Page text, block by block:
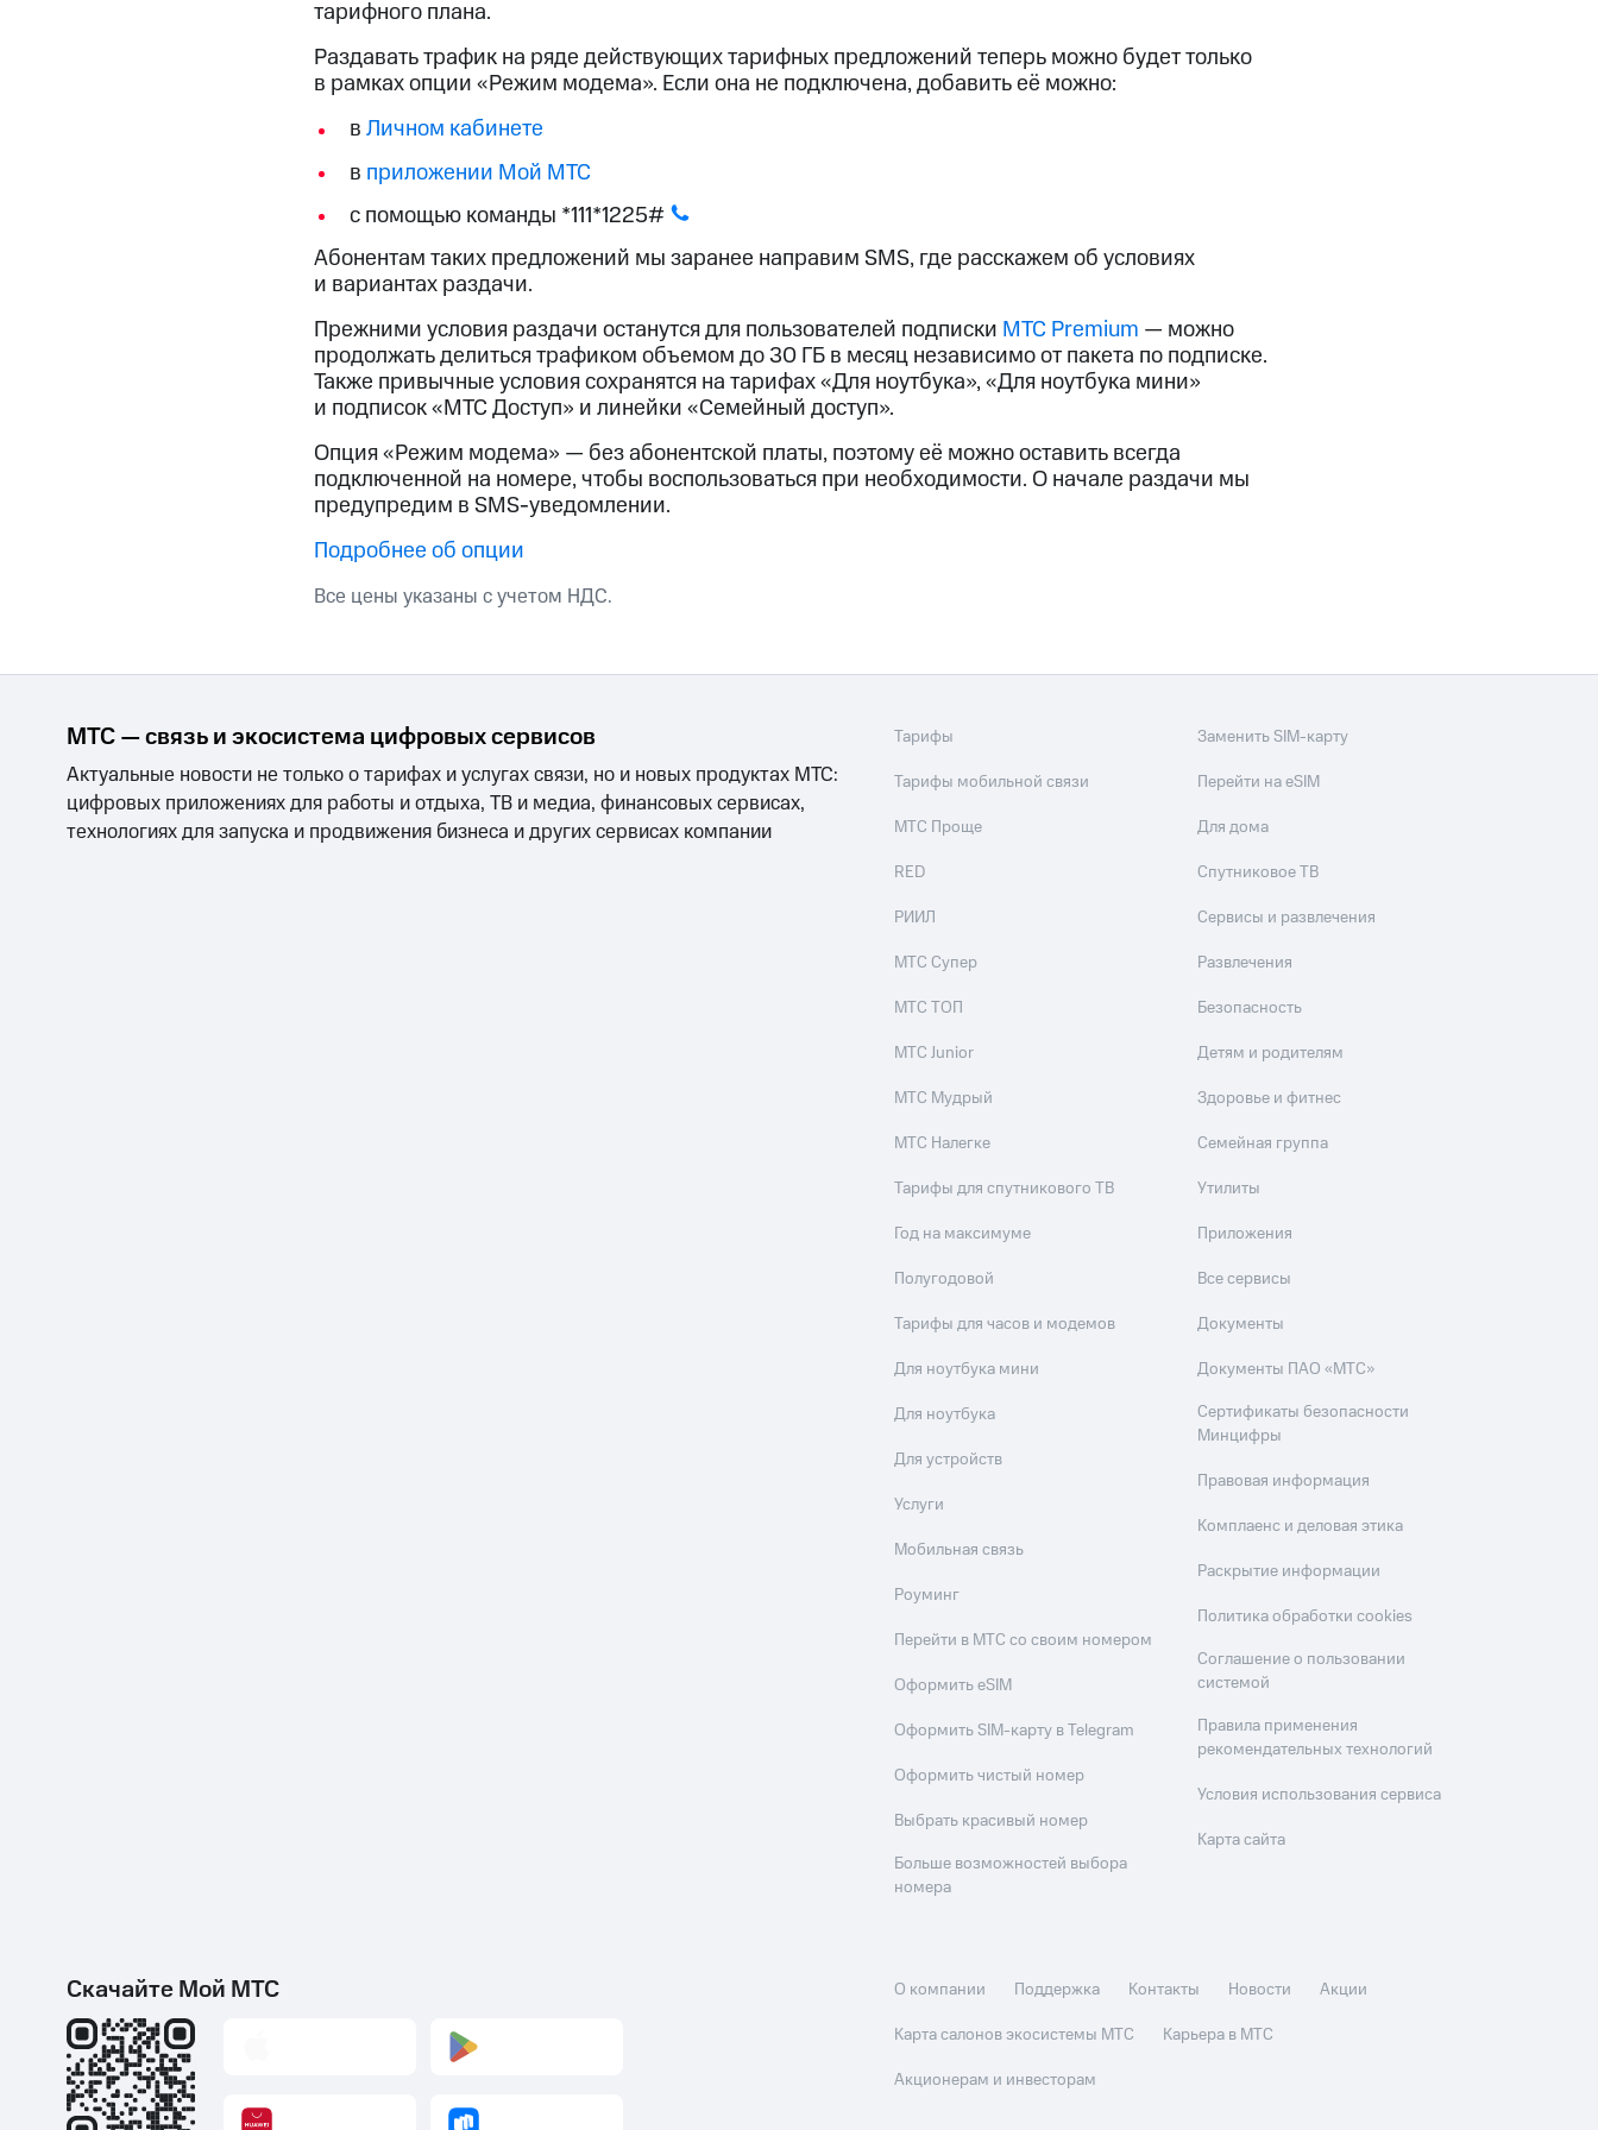
Наушники и колонки Умные часы и трекеры Умный дом Планшеты Акции и скидки Все товары
Скидка 30% на связь
Тарифы RED, РИИЛ и МТС Супер дешевле при оплате с карты МТС Деньги
при покупке со связью МТС
тарифного плана.
Раздавать трафик на ряде действующих тарифных предложений теперь можно будет только
в рамках опции «Режим модема». Если она не подключена, добавить её можно:
вЛичном кабинете
в приложении Мой МТС
с помощью команды *111*1225#
Абонентам таких предложений мы заранее направим SMS, где расскажем об условиях
и вариантах раздачи.
Прежними условия раздачи останутся для пользователей подписки МТС Premium — можно
продолжать делиться трафиком объемом до 30 ГБ в месяц независимо от пакета по подписке.
Также привычные условия сохранятся на тарифах «Для ноутбука», «Для ноутбука мини»
и подписок «МТС Доступ» и линейки «Семейный доступ».
Опция «Режим модема» — без абонентской платы, поэтому её можно оставить всегда
подключенной на номере, чтобы воспользоваться при необходимости. О начале раздачи мы
предупредим вSMS-уведомлении.
Подробнее об опции
Все цены указаны с учетом НДС.
МТС — связь и экосистема цифровых сервисов
Актуальные новости не только о тарифах и услугах связи, но и новых продуктах МТС:
цифровых приложениях для работы и отдыха, ТВ и медиа, финансовых сервисах,
технологиях для запуска и продвижения бизнеса и других сервисах компании
Тарифы
Тарифы мобильной связи
МТС Проще
RED
РИИЛ
МТС Супер
МТС ТОП
МТС Junior
МТС Мудрый
МТС Налегке
Тарифы для спутникового ТВ
Год на максимуме
Полугодовой
Тарифы для часов и модемов
Для ноутбука мини
Для ноутбука
Для устройств
Услуги
Мобильная связь
Роуминг
Перейти в МТС со своим номером
Оформить eSIM
Оформить SIM-карту в Telegram
Оформить чистый номер
Выбрать красивый номер
Больше возможностей выбора
номера
Заменить SIM-карту
Перейти на eSIM
Для дома
Спутниковое ТВ
Сервисы и развлечения
Развлечения
Безопасность
Детям и родителям
Здоровье и фитнес
Семейная группа
Утилиты
Приложения
Все сервисы
Документы
Документы ПАО «МТС»
Сертификаты безопасности
Минцифры
Правовая информация
Комплаенс и деловая этика
Раскрытие информации
Политика обработки cookies
Соглашение о пользовании
системой
Правила применения
рекомендательных технологий
Условия использования сервиса
Карта сайта
Скачайте Мой МТС О компании Поддержка Контакты Новости
Акции
Карта салонов экосистемы МТС
Карьера в МТС
Акционерам и инвесторам